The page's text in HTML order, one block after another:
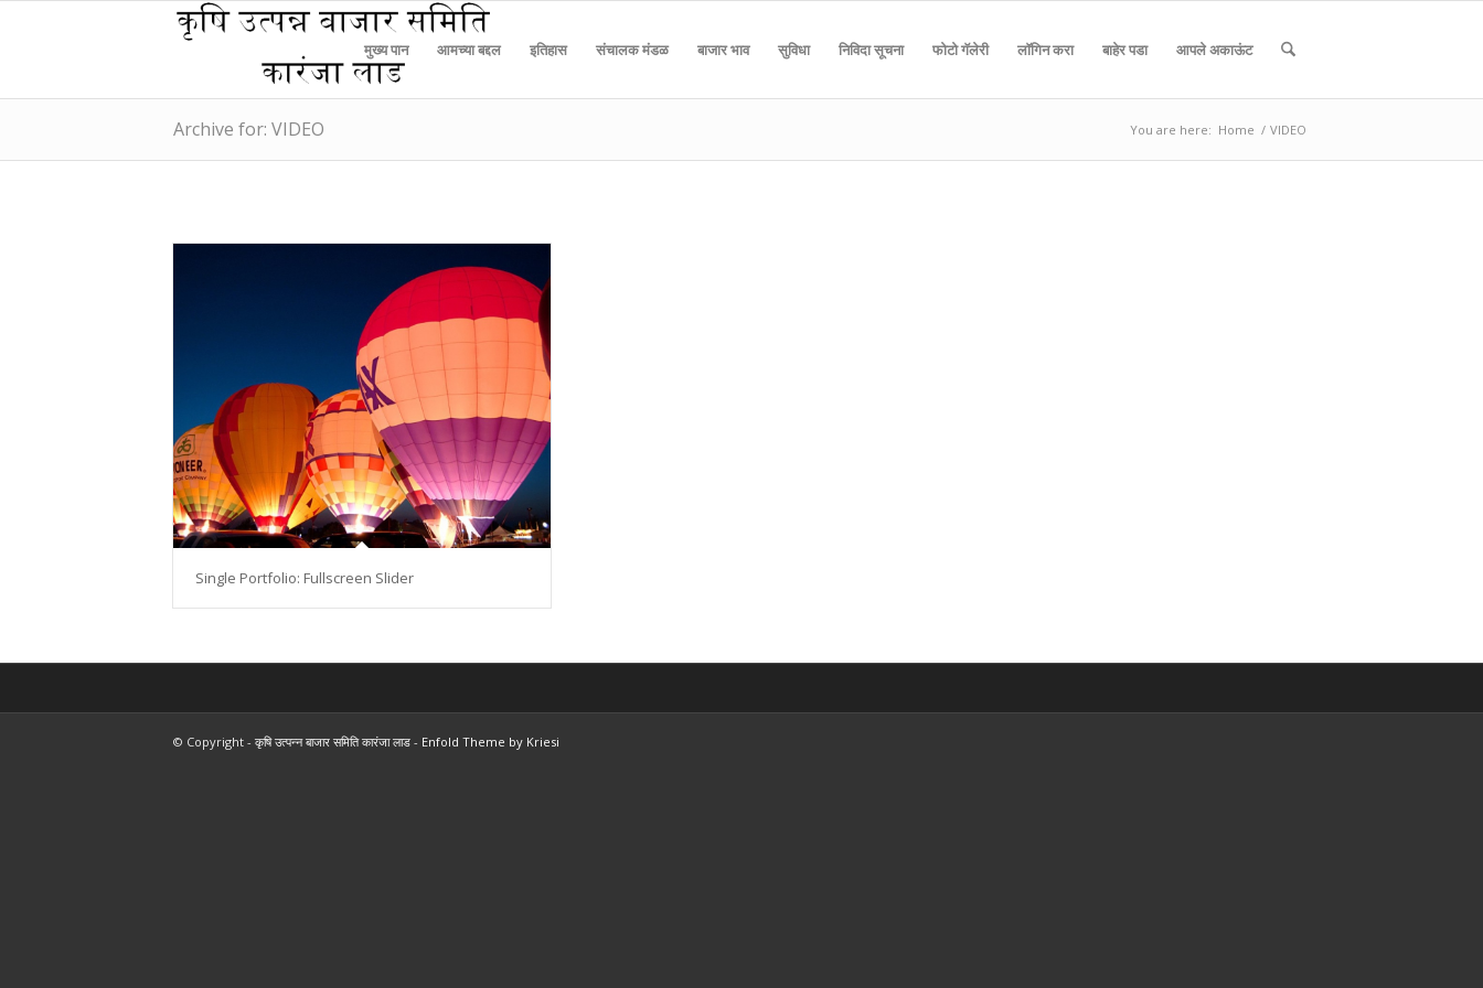
मुख्य पान आमच्या बद्दल इतिहास संचालक मंडळ बाजार भाव सुविधा निविदा सूचना फोटो गॅलेरी लॉगिन करा बाहेर पडा आपले अकाऊंट
Archive for: VIDEO You are here: Home / VIDEO
Single Portfolio: Fullscreen Slider
© Copyright - कृषि उत्पन्न बाजार समिति कारंजा लाड - Enfold Theme by Kriesi